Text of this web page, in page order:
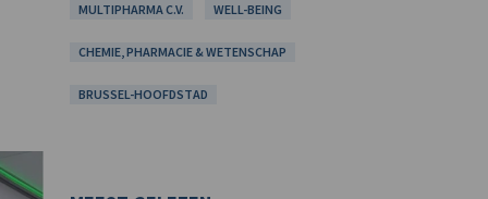
MULTIPHARMA C.V. WELL-BEING
CHEMIE, PHARMACIE & WETENSCHAP
BRUSSEL-HOOFDSTAD